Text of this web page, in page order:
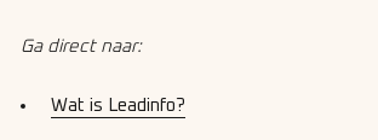
Ga direct naar:
Wat is Leadinfo?